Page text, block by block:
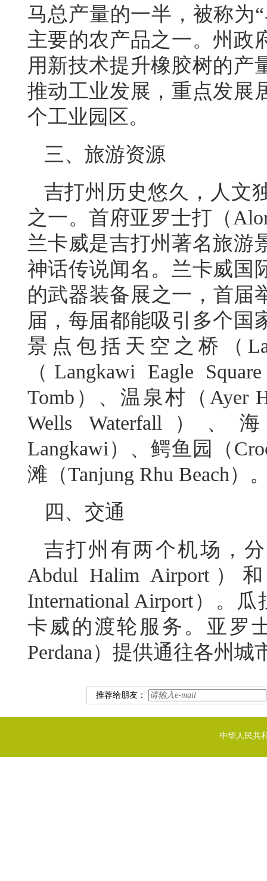
马总产量的一半，被称为
主要的农产品之一。州政
用新技术提升橡胶树的产
推动工业发展，重点发展
个工业园区。
三、旅游资源
吉打州历史悠久，人文
之一。首府亚罗士打（
兰卡威是吉打州著名旅游
神话传说闻名。兰卡威国
的武器装备展之一，首届
届，每届都能吸引多个国
景点包括天空之桥（
（Langkawi Eagle
Tomb）、温泉村（Ayer
Wells Waterfall）、
Langkawi）、鳄鱼园（
滩（Tanjung Rhu Beach）
四、交通
吉打州有两个机场，
Abdul Halim Airport）
International Airport）。
卡威的渡轮服务。亚罗
Perdana）提供通往各州
推荐给朋友：
中华人民共